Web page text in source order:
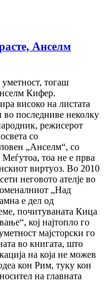
Анселм
тогаш
Кифер.
високо на листата
во последниве неколку
режисерот
со
„Анселм“, со
тоа не е прва
виртуоз. Во 2010
неговото ателје во
„Над
е дел од
почитуваната Кица
кој најтопло го
мајсторски го
во книгата, што
на која не можев
кон Рим, туку кон
на главната